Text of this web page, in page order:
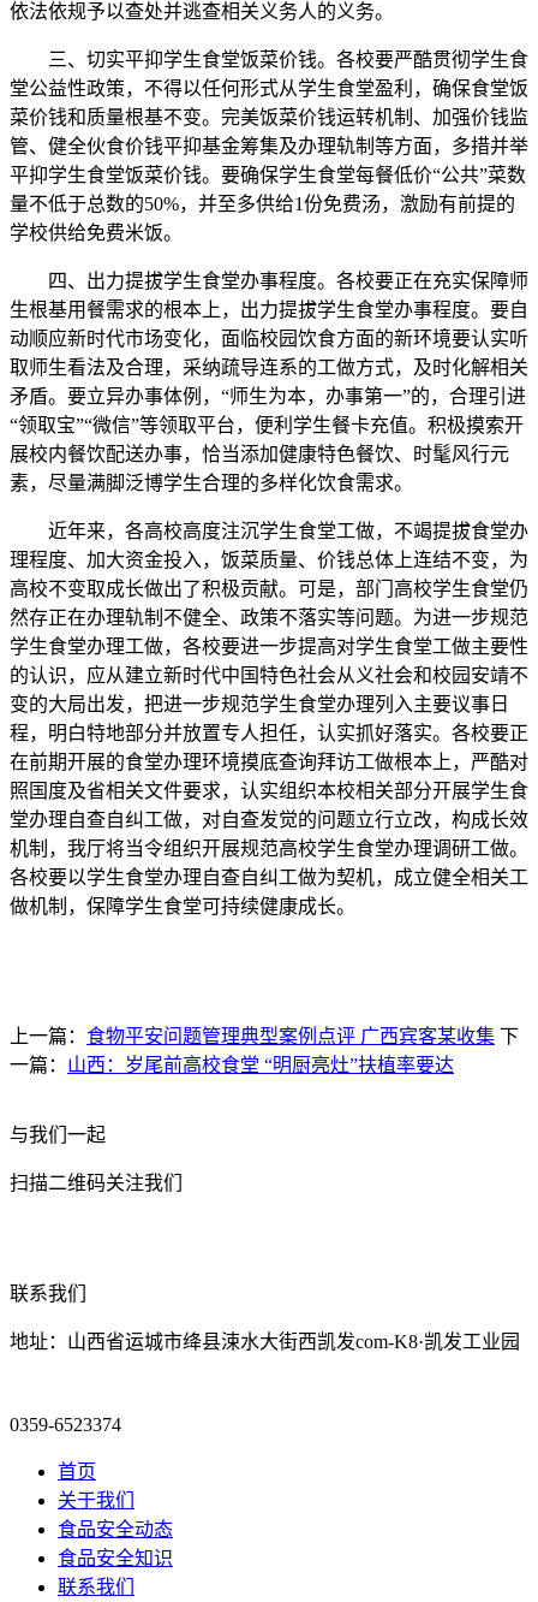
依法依规予以查处并逃查相关义务人的义务。
三、切实平抑学生食堂饭菜价钱。各校要严酷贯彻学生食
堂公益性政策，不得以任何形式从学生食堂盈利，确保食堂饭
菜价钱和质量根基不变。完美饭菜价钱运转机制、加强价钱监
管、健全伙食价钱平抑基金筹集及办理轨制等方面，多措并举
平抑学生食堂饭菜价钱。要确保学生食堂每餐低价“公共”菜数
量不低于总数的50%，并至多供给1份免费汤，激励有前提的
学校供给免费米饭。
四、出力提拔学生食堂办事程度。各校要正在充实保障师
生根基用餐需求的根本上，出力提拔学生食堂办事程度。要自
动顺应新时代市场变化，面临校园饮食方面的新环境要认实听
取师生看法及合理，采纳疏导连系的工做方式，及时化解相关
矛盾。要立异办事体例，“师生为本，办事第一”的，合理引进
“领取宝”“微信”等领取平台，便利学生餐卡充值。积极摸索开
展校内餐饮配送办事，恰当添加健康特色餐饮、时髦风行元
素，尽量满脚泛博学生合理的多样化饮食需求。
近年来，各高校高度注沉学生食堂工做，不竭提拔食堂办
理程度、加大资金投入，饭菜质量、价钱总体上连结不变，为
高校不变取成长做出了积极贡献。可是，部门高校学生食堂仍
然存正在办理轨制不健全、政策不落实等问题。为进一步规范
学生食堂办理工做，各校要进一步提高对学生食堂工做主要性
的认识，应从建立新时代中国特色社会从义社会和校园安靖不
变的大局出发，把进一步规范学生食堂办理列入主要议事日
程，明白特地部分并放置专人担任，认实抓好落实。各校要正
在前期开展的食堂办理环境摸底查询拜访工做根本上，严酷对
照国度及省相关文件要求，认实组织本校相关部分开展学生食
堂办理自查自纠工做，对自查发觉的问题立行立改，构成长效
机制，我厅将当令组织开展规范高校学生食堂办理调研工做。
各校要以学生食堂办理自查自纠工做为契机，成立健全相关工
做机制，保障学生食堂可持续健康成长。
上一篇： 食物平安问题管理典型案例点评 广西宾客某收集 下
一篇： 山西：岁尾前高校食堂 “明厨亮灶”扶植率要达
与我们一起
扫描二维码关注我们
联系我们
地址：山西省运城市绛县涑水大街西凯发com-K8·凯发工业园
0359-6523374
首页
关于我们
食品安全动态
食品安全知识
联系我们